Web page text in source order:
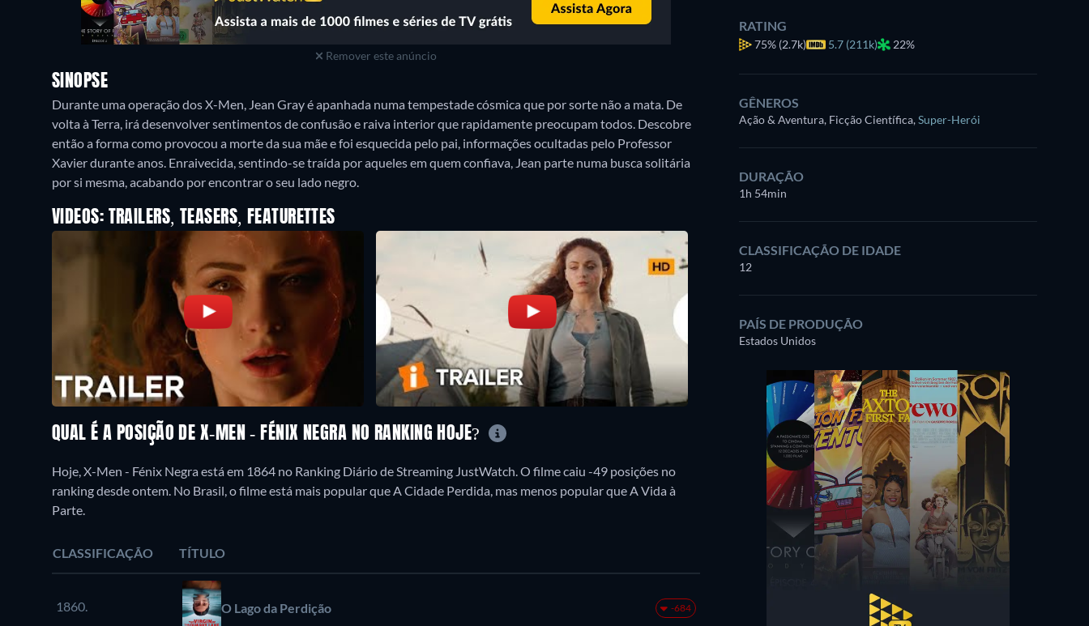
Remover este anúncio
SINOPSE
Durante uma operação dos X-Men, Jean Gray é apanhada numa tempestade cósmica que por sorte não a mata. De
volta à Terra, irá desenvolver sentimentos de confusão e raiva interior que rapidamente preocupam todos. Descobre
então a forma como provocou a morte da sua mãe e foi esquecida pelo pai, informações ocultadas pelo Professor
Xavier durante anos. Enraivecida, sentindo-se traída por aqueles em quem confiava, Jean parte numa busca solitária
por si mesma, acabando por encontrar o seu lado negro.
VIDEOS: TRAILERS, TEASERS, FEATURETTES
RATING
75% (2.7k) 5.7 (211k) 22%
GÊNEROS
Ação & Aventura, Ficção Científica,Super-Herói
DURAÇÃO
1h 54min
CLASSIFICAÇÃO DE IDADE
12
PAÍS DE PRODUÇÃO
Estados Unidos
QUAL É A POSIÇÃO DE X-MEN - FÉNIX NEGRA NO RANKING HOJE?
Hoje, X-Men - Fénix Negra está em 1864 no Ranking Diário de Streaming JustWatch. O filme caiu -49 posições no
ranking desde ontem. No Brasil, o filme está mais popular que A Cidade Perdida, mas menos popular que A Vida à
Parte.
CLASSIFICAÇÃO TÍTULO
1860. O Lago da Perdição -684